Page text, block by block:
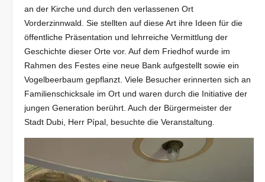
an der Kirche und durch den verlassenen Ort
Vorderzinnwald. Sie stellten auf diese Art ihre Ideen für die
öffentliche Präsentation und lehrreiche Vermittlung der
Geschichte dieser Orte vor. Auf dem Friedhof wurde im
Rahmen des Festes eine neue Bank aufgestellt sowie ein
Vogelbeerbaum gepflanzt. Viele Besucher erinnerten sich an
Familienschicksale im Ort und waren durch die Initiative der
jungen Generation berührt. Auch der Bürgermeister der
Stadt Dubi, Herr Pípal, besuchte die Veranstaltung.